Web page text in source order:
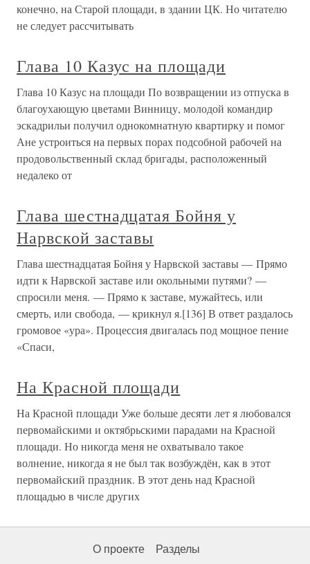
конечно, на Старой площади, в здании ЦК. Но читателю
не следует рассчитывать
Глава 10 Казус на площади
Глава 10 Казус на площади По возвращении из отпуска в
благоухающую цветами Винницу, молодой командир
эскадрильи получил однокомнатную квартирку и помог
Ане устроиться на первых порах подсобной рабочей на
продовольственный склад бригады, расположенный
недалеко от
Глава шестнадцатая Бойня у
Нарвской заставы
Глава шестнадцатая Бойня у Нарвской заставы — Прямо
идти к Нарвской заставе или окольными путями? —
спросили меня. — Прямо к заставе, мужайтесь, или
смерть, или свобода, — крикнул я.[136] В ответ раздалось
громовое «ура». Процессия двигалась под мощное пение
«Спаси,
На Красной площади
На Красной площади Уже больше десяти лет я любовался
первомайскими и октябрьскими парадами на Красной
площади. Но никогда меня не охватывало такое
волнение, никогда я не был так возбуждён, как в этот
первомайский праздник. В этот день над Красной
площадью в числе других
О проекте Разделы